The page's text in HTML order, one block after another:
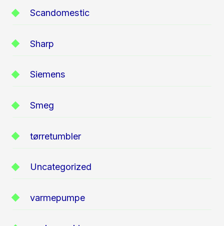
Scandomestic
Sharp
Siemens
Smeg
tørretumbler
Uncategorized
varmepumpe